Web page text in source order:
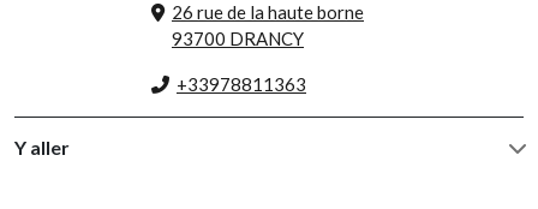
26 rue de la haute borne
93700 DRANCY
+33978811363
Y aller